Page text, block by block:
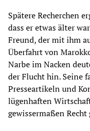
Spätere Recherchen
dass er etwas älter
Freund, der mit ihm
Überfahrt von
Narbe im Nacken
der Flucht hin. Seine
Presseartikeln und
lügenhaften
gewissermaßen Recht